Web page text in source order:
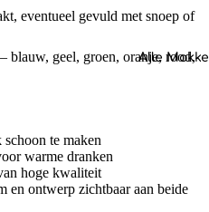
Alle
eventueel gevuld met snoep of
geel, groen, oranje, rood,
schoon te maken
warme dranken
hoge kwaliteit
en ontwerp zichtbaar aan beide